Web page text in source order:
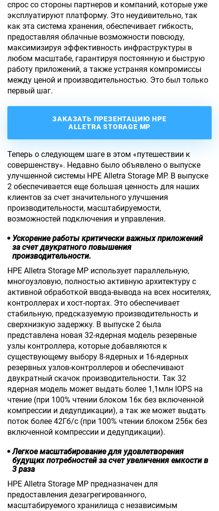
спрос со стороны партнеров и компаний, которые уже
эксплуатируют платформу. Это неудивительно, так
как эта система хранения, обеспечивает гибкость,
предоставляя облачные возможности повсюду,
максимизируя эффективность инфраструктуры в
любом масштабе, гарантируя постоянную и быструю
работу приложений, а также устраняя компромиссы
между ценой и производительностью. Это был только
первый шаг.
ЗАКАЗАТЬ ПРЕЗЕНТАЦИЮ HPE
ALLETRA STORAGE MP
Теперь о следующем шаге в этом «путешествии к
совершенству». Недавно было объявлено о выпуске
улучшенной системы НРЕ Alletra Storage MP. В выпуске
2 обеспечивается еще большая ценность для наших
клиентов за счет значительного улучшения
производительности, масштабируемости,
возможностей подключения и управления.
Ускорение работы критически важных приложений
за счет двукратного повышения
производительности.
НРЕ Alletra Storage MP использует параллельную,
многоузловую, полностью активную архитектуру с
активной обработкой ввода-вывода на всех носителях,
контроллерах и хост-портах. Это обеспечивает
стабильную, предсказуемую производительность и
сверхнизкую задержку. В выпуске 2 была
представлена новая 32-ядерная модель резервные
узлы контроллера, которые добавляются к
существующему выбору 8-ядерных и 16-ядерных
резервных узлов-контроллеров и обеспечивают
двукратный скачок производительности. Так 32
ядерная модель может выдать более 1,1млн IOPS на
чтение (при 100% чтении блоком 16к без включенной
компрессии и дедупдикации), а так же может выдать
поток более 42Гб/с (при 100% чтении блоком 256к без
включенной компрессии и дедупдикации).
Легкое масштабирование для удовлетворения
будущих потребностей за счет увеличения емкости в
3 раза
НРЕ Alletra Storage MP предназначен для
предоставления дезагрегированного,
масштабируемого хранилища с независимым